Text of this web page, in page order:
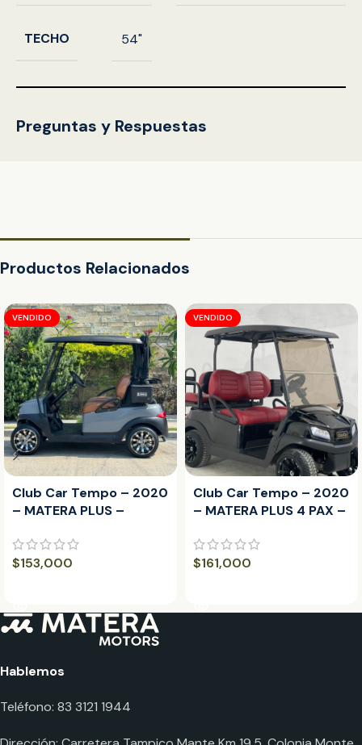
TECHO 54"
Preguntas y Respuestas
Productos Relacionados
VENDIDO
Club Car Tempo – 2020
– MATERA PLUS –
$153,000
VENDIDO
Club Car Tempo – 2020
– MATERA PLUS 4 PAX –
$161,000
Hablemos
Teléfono: 83 3121 1944